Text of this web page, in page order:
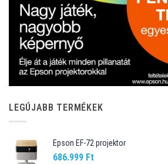
LEGÚJABB TERMÉKEK
Epson EF-72 projektor
686.999 Ft